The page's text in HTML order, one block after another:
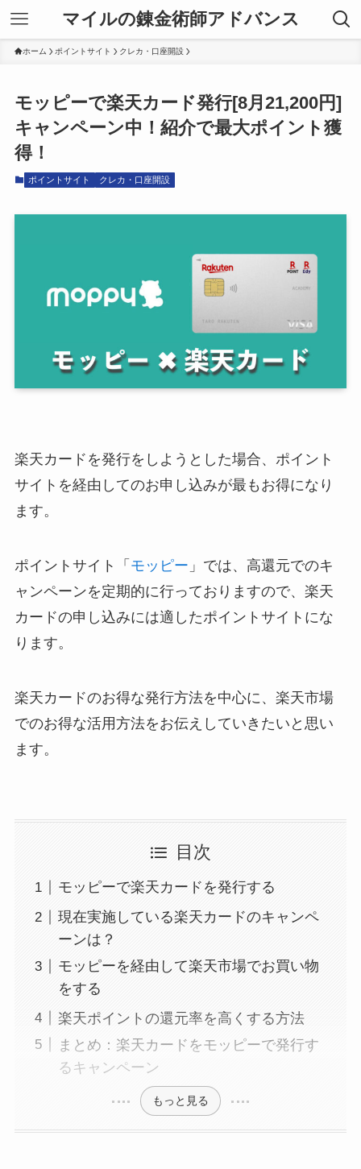
マイルの錬金術師アドバンス
ホーム ポイントサイト クレカ・口座開設
モッピーで楽天カード発行[8月21,200円]
キャンペーン中！紹介で最大ポイント獲
得！
ポイントサイト クレカ・口座開設
楽天カードを発行をしようとした場合、ポイント
サイトを経由してのお申し込みが最もお得になり
ます。
ポイントサイト「 モッピー 」では、高還元でのキ
ャンペーンを定期的に行っておりますので、楽天
カードの申し込みには適したポイントサイトにな
ります。
楽天カードのお得な発行方法を中心に、楽天市場
でのお得な活用方法をお伝えしていきたいと思い
ます。
目次
モッピーで楽天カードを発行する
現在実施している楽天カードのキャンペ
ーンは？
モッピーを経由して楽天市場でお買い物
をする
楽天ポイントの還元率を高くする方法
まとめ：楽天カードをモッピーで発行す
るキャンペーン
もっと見る